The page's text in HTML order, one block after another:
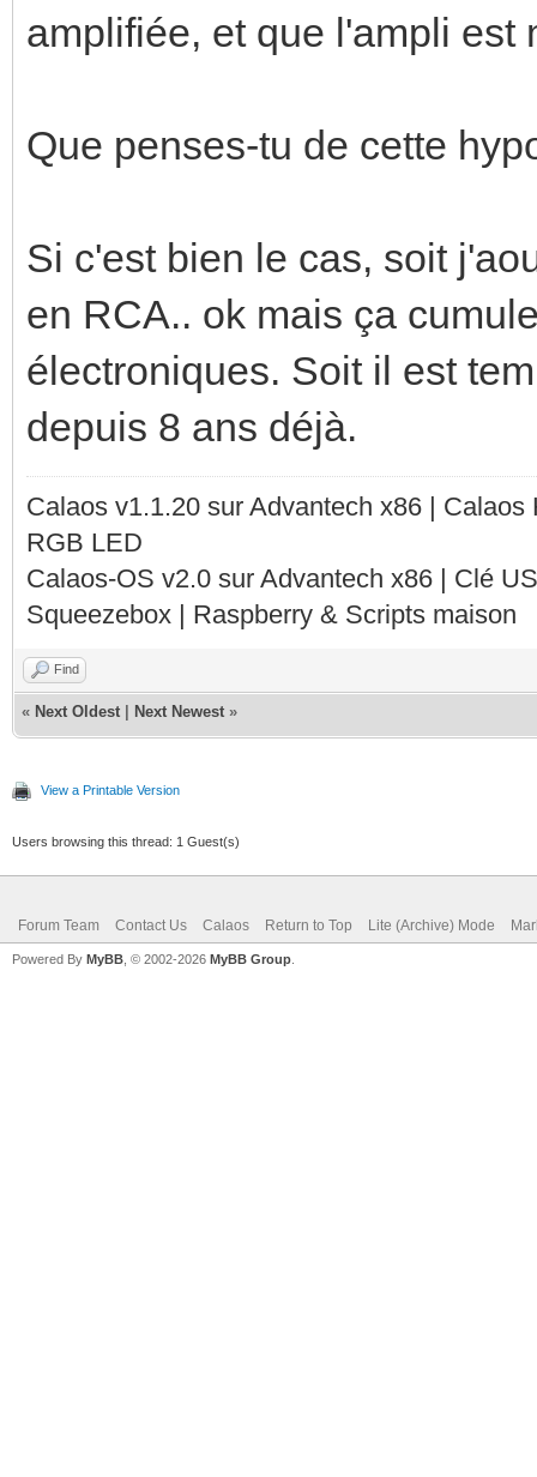
amplifiée, et que l'ampli est
Que penses-tu de cette
Si c'est bien le cas, soit
en RCA.. ok mais ça
électroniques. Soit il est
depuis 8 ans déjà.
Calaos v1.1.20 sur Advantech x86 |
RGB LED
Calaos-OS v2.0 sur Advantech x86 | Clé
Squeezebox | Raspberry & Scripts maison
Find
« Next Oldest Next Newest »
View a Printable Version
Users browsing this thread: 1 Guest(s)
Forum Team Contact Us Calaos Return to Top Lite (Archive) Mode
Powered By MyBB , © 2002-2026 MyBB Group